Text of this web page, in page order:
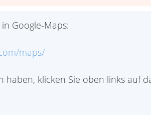
Google-Maps:
maps/
haben, klicken Sie oben links